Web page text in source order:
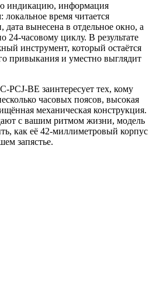
индикацию, информация
локальное время читается
вынесена в отдельное окно, а
24-часовому циклу. В результате
инструмент, который остаётся
привыкания и уместно выглядит
BE заинтересует тех, кому
часовых поясов, высокая
механическая конструкция.
с вашим ритмом жизни, модель
как её 42-миллиметровый корпус
запястье.